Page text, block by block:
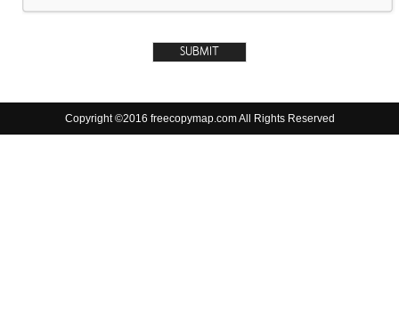
Copyright ©2016 freecopymap.com All Rights Reserved